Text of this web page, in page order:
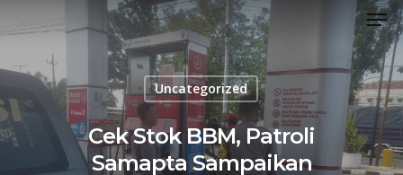
to
content
Uncategorized
Cek Stok BBM, Patroli
Samapta Sampaikan
Close
Menu